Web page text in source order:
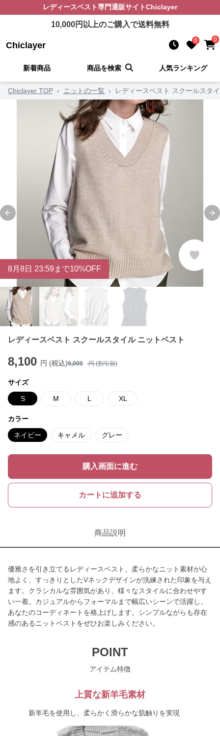
レディースベスト専門通販サイトChiclayer
10,000円以上のご購入で送料無料
Chiclayer 0 0
新着商品 商品を検索 人気ランキング
Chiclayer TOP › ニットの一覧 › レディースベスト スクールスタ
Previous slide
8月 8日 23:59まで10%OFF
レディースベスト スクールスタイル ニットベスト
8,100 円 (税込)9,000 円 (割引前)
サイズ
S M L XL
カラー
ネイビー キャメル グレー
購入画面に進む
カートに追加する
商品説明
優雅さを引き立てるレディースベスト。柔らかなニット素材が心
地よく、すっきりとしたVネックデザインが洗練された印象を与え
ます。クラシカルな雰囲気があり、様々なスタイルに合わせやす
い一着。カジュアルからフォーマルまで幅広いシーンで活躍し、
あなたのコーディネートを格上げします。シンプルながらも存在
感のあるニットベストをぜひお楽しみください。
POINT
アイテム特徴
上質な新羊毛素材
新羊毛を使用し、柔らかく滑らかな肌触りを実現